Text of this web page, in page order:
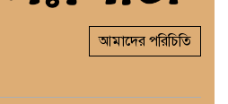
আমাদের পরিচিতি